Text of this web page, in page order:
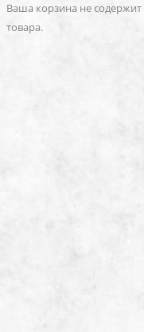
Ваша корзина не содержит
товара.